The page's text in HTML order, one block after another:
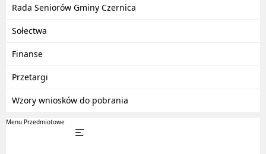
Rada Seniorów Gminy Czernica
Sołectwa
Finanse
Przetargi
Wzory wniosków do pobrania
Menu Przedmiotowe